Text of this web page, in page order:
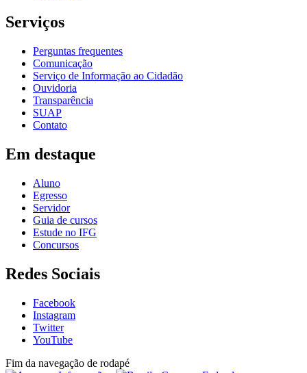
Serviços
Perguntas frequentes
Comunicação
Serviço de Informação ao Cidadão
Ouvidoria
Transparência
SUAP
Contato
Em destaque
Aluno
Egresso
Servidor
Guia de cursos
Estude no IFG
Concursos
Redes Sociais
Facebook
Instagram
Twitter
YouTube
Fim da navegação de rodapé